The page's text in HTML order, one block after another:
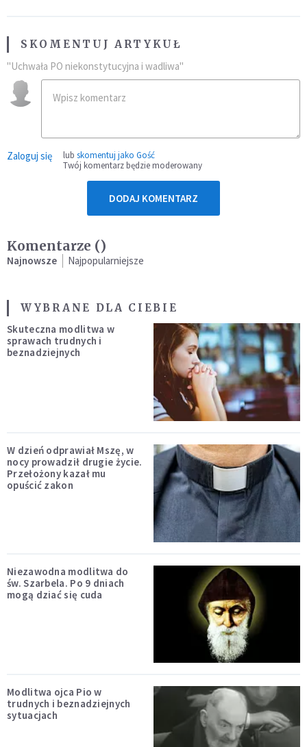
SKOMENTUJ ARTYKUŁ
"Uchwała PO niekonstytucyjna i wadliwa"
Zaloguj się lub skomentuj jako Gość
Twój komentarz będzie moderowany
DODAJ KOMENTARZ
Komentarze ()
Najnowsze Najpopularniejsze
WYBRANE DLA CIEBIE
Skuteczna modlitwa w
sprawach trudnych i
beznadziejnych
W dzień odprawiał Mszę, w
nocy prowadził drugie życie.
Przełożony kazał mu
opuścić zakon
Niezawodna modlitwa do
św. Szarbela. Po 9 dniach
mogą dziać się cuda
Modlitwa ojca Pio w
trudnych i beznadziejnych
sytuacjach